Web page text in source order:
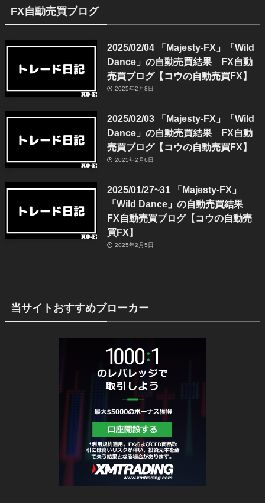
FX自動売買ブログ
2025/02/04 「Majesty-FX」「Wild
Dance」の自動売買結果 FX自動
売買ブログ【コウの自動売買FX】
2025年2月8日
2025/02/03 「Majesty-FX」「Wild
Dance」の自動売買結果 FX自動
売買ブログ【コウの自動売買FX】
2025年2月6日
2025/01/27~31 「Majesty-FX」
「Wild Dance」の自動売買結果
FX自動売買ブログ【コウの自動売
買FX】
2025年2月5日
当サイトおすすめブローカー